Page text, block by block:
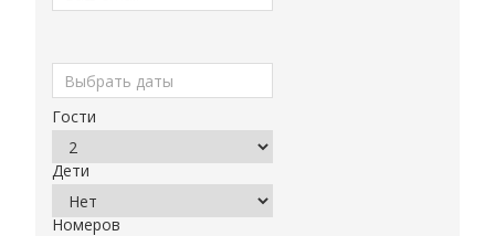
Гости
Дети
Номеров